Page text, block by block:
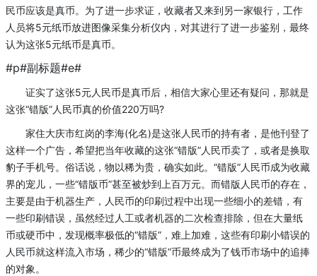
民币应该是真币。为了进一步求证，收藏者又来到另一家银行，工作
人员将5元纸币放进图像采集分析仪内，对其进行了进一步鉴别，最终
认为这张5元纸币是真币。
#p#副标题#e#
证实了这张5元人民币是真币后，相信大家心里还有疑问，那就是
这张“错版”人民币真的价值220万吗?
家住大庆市红岗的李海(化名)是这张人民币的持有者，是他刊登了
这样一个广告，希望把当年收藏的这张“错版”人民币卖了，或者是换取
豹子手机号。俗话说，物以稀为贵，确实如此。“错版”人民币成为收藏
界的宠儿，一些“错版币”甚至被炒到上百万元。而错版人民币的存在，
主要是由于机器生产，人民币的印刷过程中出现一些细小的差错，有
一些印刷错误，虽然经过人工或者机器的二次检查排除，但在大量纸
币或硬币中，发现概率极低的“错版”，难上加难，这些有印刷小错误的
人民币就这样流入市场，稀少的“错版”币最终成为了钱币市场中的追捧
的对象。